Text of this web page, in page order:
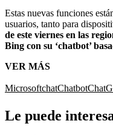
Estas nuevas funciones
usuarios, tanto para
de este viernes en las
Bing con su ‘chatbot’
VER MÁS
MicrosoftchatChatbot
Le puede